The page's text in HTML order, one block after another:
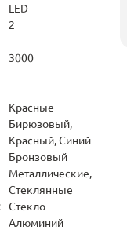
LED
2
3000
Красные
Бирюзовый,
Красный, Синий
Бронзовый
Металлические,
Стеклянные
Стекло
Алюминий